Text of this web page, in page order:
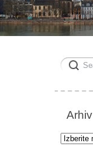
Arhiv
Arhiv